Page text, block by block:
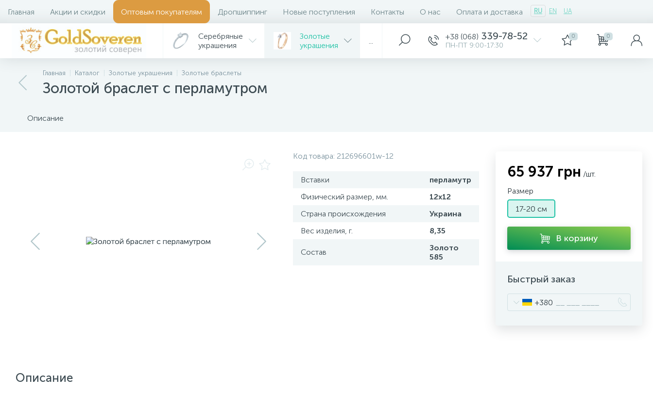
Главная Акции и скидки Оптовым покупателям Дропшиппинг Новые поступления Контакты О нас Оплата и доставка RU EN UA
Серебряные
украшения
Золотые
украшения
+38 (068) 339-78-52
ПН-ПТ 9:00-17:30
0 0
Главная Каталог Золотые украшения Золотые браслеты
Золотой браслет с перламутром
Описание
Код товара: 212696601w-12
Вставки
перламутр
Физический размер, мм.
12x12
Страна происхождения
Украина
Вес изделия, г.
8,35
Состав
Золото
585
Описание
65 937 грн /шт.
Размер
17-20 см
В корзину
Быстрый заказ
+380